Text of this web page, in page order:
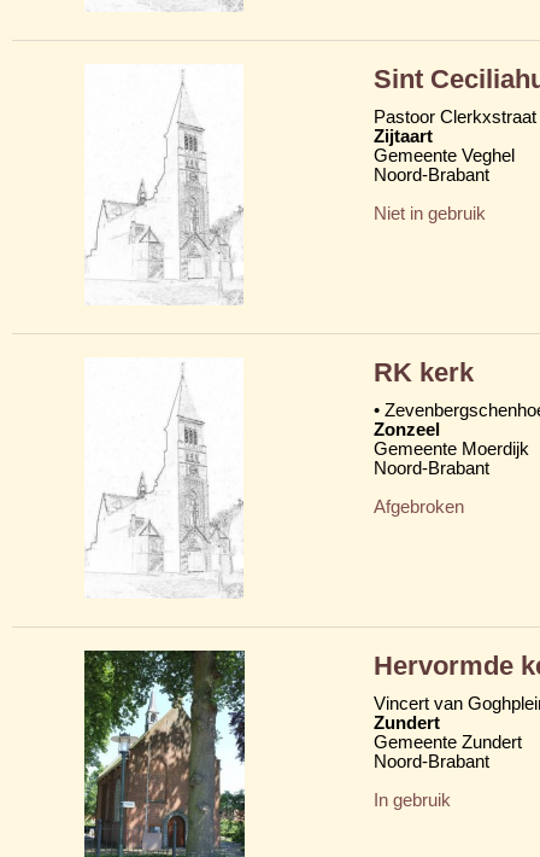
Sint
Pastoor Clerkxstraat
Zijtaart
Gemeente Veghel
Noord-Brabant
Niet in gebruik
RK kerk
•
Zonzeel
Gemeente Moerdijk
Noord-Brabant
Afgebroken
Hervormde
Vincert van
Zundert
Gemeente Zundert
Noord-Brabant
In gebruik